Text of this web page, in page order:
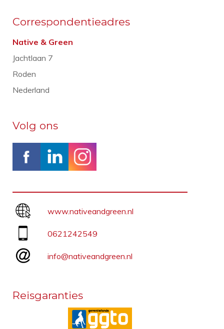
Correspondentieadres
Native & Green
Jachtlaan 7
Roden
Nederland
Volg ons
www.nativeandgreen.nl
0621242549
info@nativeandgreen.nl
Reisgaranties